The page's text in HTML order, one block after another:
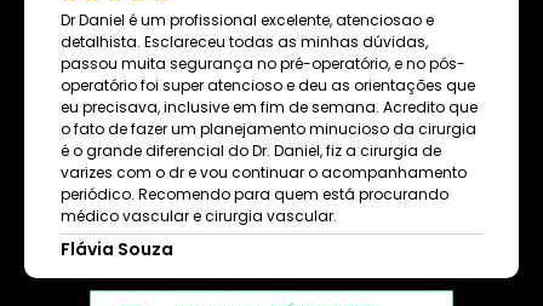
Dr Daniel é um profissional excelente, atenciosao e
detalhista. Esclareceu todas as minhas dúvidas,
passou muita segurança no pré-operatório, e no pós-
operatório foi super atencioso e deu as orientações que
eu precisava, inclusive em fim de semana. Acredito que
o fato de fazer um planejamento minucioso da cirurgia
é o grande diferencial do Dr. Daniel, fiz a cirurgia de
varizes com o dr e vou continuar o acompanhamento
periódico. Recomendo para quem está procurando
médico vascular e cirurgia vascular.
Flávia Souza